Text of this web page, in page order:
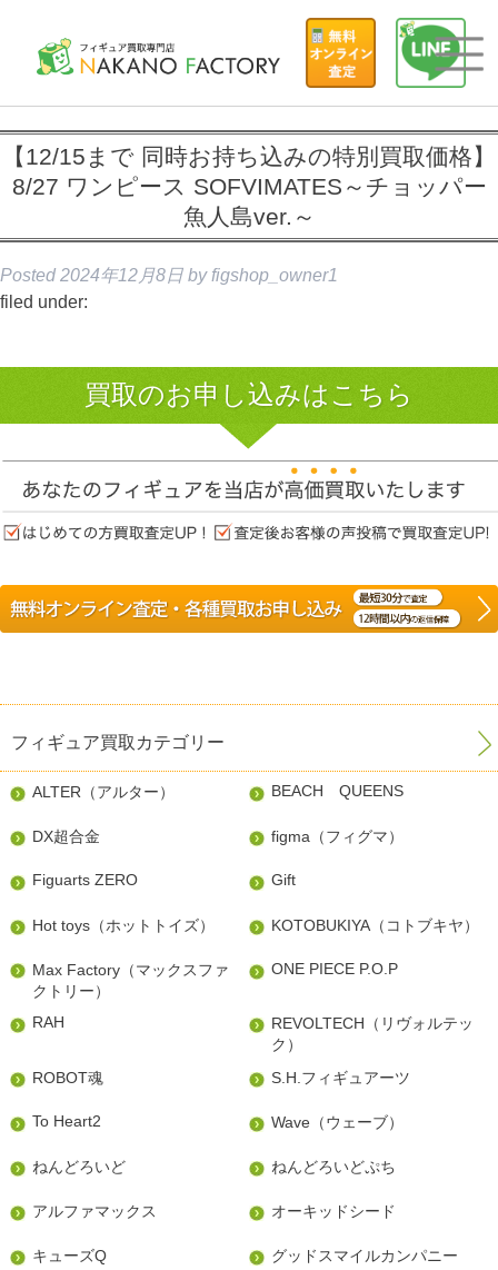
【12/15まで 同時お持ち込みの特別買取価格】
8/27 ワンピース SOFVIMATES～チョッパー
魚人島ver.～
Posted 2024年12月8日 by figshop_owner1
filed under:
買取のお申し込みはこちら
フィギュア買取カテゴリー
ALTER（アルター） BEACH QUEENS
DX超合金 figma（フィグマ）
Figuarts ZERO Gift
Hot toys（ホットトイズ） KOTOBUKIYA（コトブキヤ）
Max Factory（マックスファ
クトリー）
ONE PIECE P.O.P
RAH
REVOLTECH（リヴォルテッ
ク）
ROBOT魂
S.H.フィギュアーツ
To Heart2 Wave（ウェーブ）
ねんどろいど ねんどろいどぷち
アルファマックス オーキッドシード
キューズQ グッドスマイルカンパニー